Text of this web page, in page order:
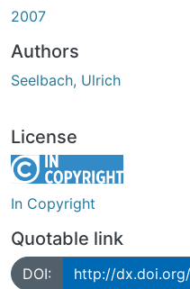
2007
Authors
Seelbach, Ulrich
License
In Copyright
Quotable link
DOI: http://